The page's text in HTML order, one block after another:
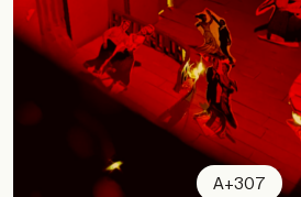
A+307